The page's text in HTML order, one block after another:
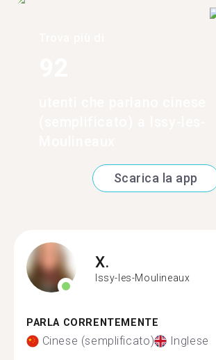
Scarica la app
X.
Issy-les-Moulineaux
PARLA CORRENTEMENTE
Cinese (semplificato) Inglese